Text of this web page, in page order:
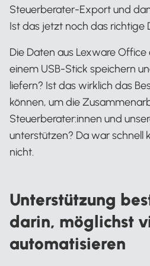
Steuerberater-Export und
Ist das jetzt noch das richtige
Die Daten aus Lexware
einem USB-Stick speichern
liefern? Ist das wirklich das
können, um die
Steuerberater:innen und
unterstützen? Da war schnell
nicht.
Unterstützung
darin, möglichst
automatisieren